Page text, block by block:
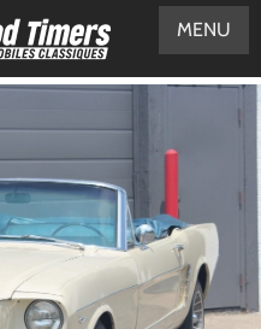
MENU